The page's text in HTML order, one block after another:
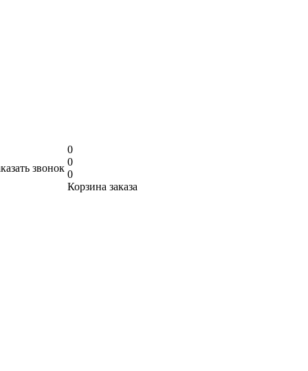
звонок
0
0
0
Корзина заказа